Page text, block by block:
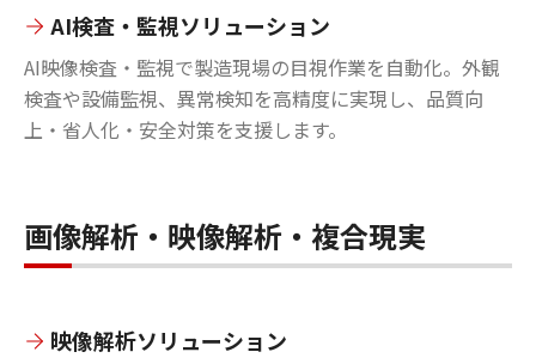
AI検査・監視ソリューション
AI映像検査・監視で製造現場の目視作業を自動化。外観
検査や設備監視、異常検知を高精度に実現し、品質向
上・省人化・安全対策を支援します。
画像解析・映像解析・複合現実
映像解析ソリューション